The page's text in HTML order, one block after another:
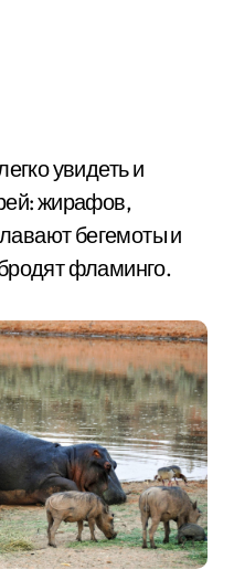
увидеть и
жирафов,
бегемоты и
фламинго.